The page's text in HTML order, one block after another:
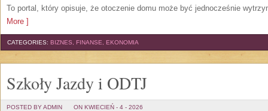
To portal, który opisuje, że otoczenie domu może być jednocześnie
More ]
CATEGORIES: BIZNES, FINANSE, EKONOMIA
Szkoły Jazdy i ODTJ
POSTED BY ADMIN ON KWIECIEŃ - 4 - 2026